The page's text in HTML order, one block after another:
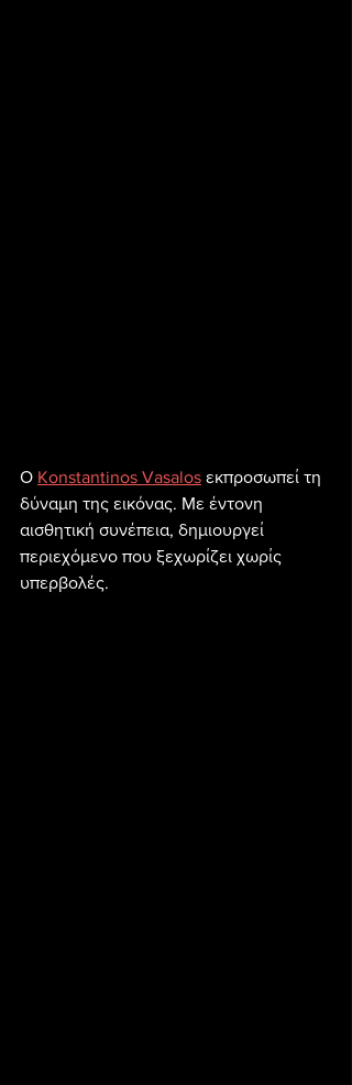
Ο Konstantinos Vasalos εκπροσωπεί τη
δύναμη της εικόνας. Με έντονη
αισθητική συνέπεια, δημιουργεί
περιεχόμενο που ξεχωρίζει χωρίς
υπερβολές.